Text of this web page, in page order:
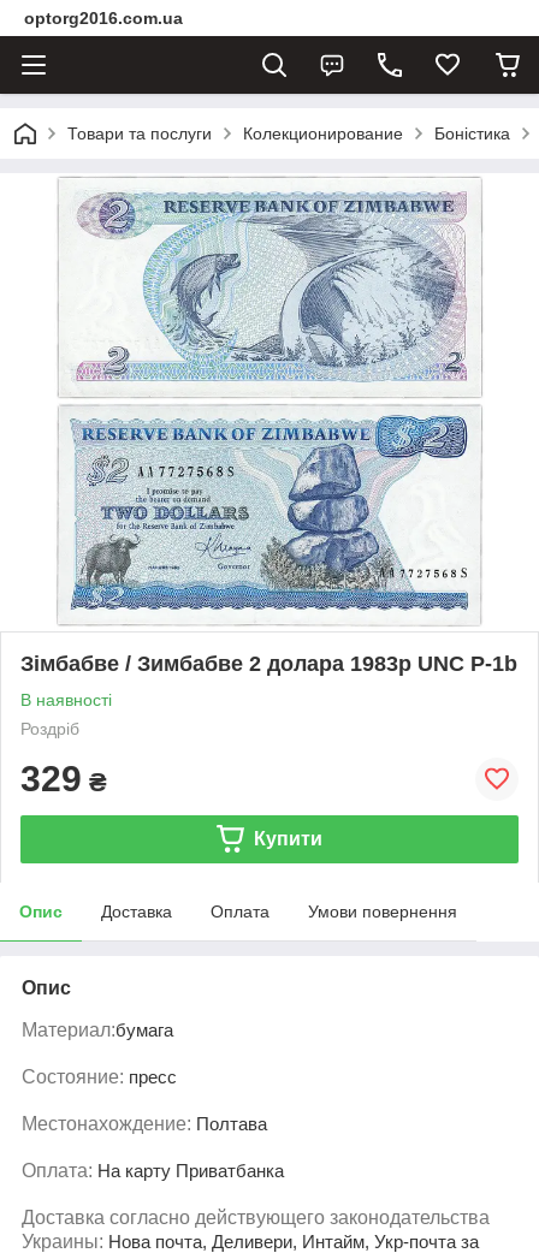
optorg2016.com.ua
Товари та послуги Колекционирование Боністика
Зімбабве / Зимбабве 2 долара 1983р UNC Р-1b
В наявності
Роздріб
329 ₴
Купити
Опис Доставка Оплата Умови повернення
Опис
Материал:бумага
Состояние: пресс
Местонахождение: Полтава
Оплата: На карту Приватбанка
Доставка согласно действующего законодательства
Украины: Нова почта, Деливери, Интайм, Укр-почта за